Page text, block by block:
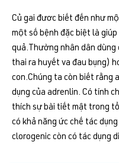
Củ gai đươc biết đến như
một số bệnh đặc biệt là
quả.Thường nhân dân dùng
thai ra huyết va đau bụng)
con.Chúng ta còn biết rằng
dụng của adrenlin. Có tính
thích sự bài tiết mật trong
có khả năng ức chế tác
clorogenic còn có tác dụng